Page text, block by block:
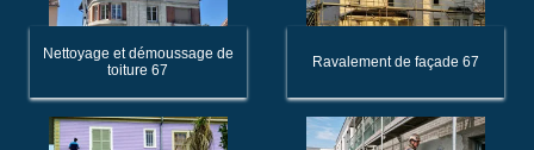
Nettoyage et démoussage de
toiture 67
Ravalement de façade 67